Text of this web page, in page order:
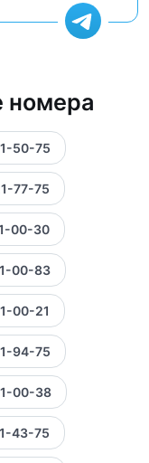
номера
50-75
77-75
00-30
00-83
00-21
94-75
00-38
43-75